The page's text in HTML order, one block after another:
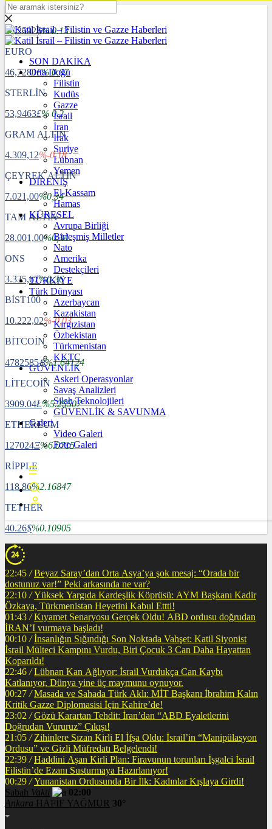
DOLAR
40,2592$% 0.13
EURO
46,7280€% 0.07
STERLİN
53,9463£% 0.2
GRAM ALTIN
4.309,12%-0,18
ÇEYREK ALTIN
7.021,00%0,34
TAM ALTIN
28.001,00%0,34
ONS
3.335,67%0,36
BİST100
10.222,02%-0,03
BİTCOİN
4782585฿%1.64124
LİTECOİN
3909.04Ł%5.25507
ETHEREUM
127024Ξ%6.0715
RİPPLE
118.86%2.16847
TETHER
40.26$%0.10905
SON DAKİKA
Orta Doğu
Filistin
Kudüs
Gazze
İsrail
İran
Irak
Suriye
Lübnan
Yemen
DİRENİŞ
El-Kassam
Hamas
KÜRESEL
Avrupa Birliği
Birleşmiş Milletler
Nato
Amerika
Destekçileri
TÜRKİYE
Türk Dünyası
Azerbaycan
Kazakistan
Kırgızistan
Özbekistan
Türkmenistan
KKTC
GÜVENLİK
Askeri Operasyonlar
Savaş Analizleri
Silah Teknolojileri
GÜVENLİK & SAVUNMA
Galeri
Video Galeri
Foto Galeri
22:45 / Beyaz Saray’dan Orta Asya’ya şok mesaj: “Orada bir
dostunuz var!” Peki arkasında ne var?
22:10 / Yüksek Yargıda Kardeşlik Köprüsü: AYM Başkanı Kadir
Özkaya, Türkmenistan Heyetini Kabul Ettti!
01:43 / Kıyamet Senaryosu Gerçek Oldu! ABD ordusu doğrudan
İRAN’I vurmaya başladı!
00:10 / İnsanlığın Sığındığı Son Noktada Vahşet: Katil Siyonist
İsrail Mülteci Kampını Vurdu, Biri Çocuk 3 Can Daha Hayattan
Koparıldı!
22:46 / Lübnan Kan Ağlıyor: İsrail Vurdukça Can Kaybı
Katlanıyor, Dünya yine üç maymunu oynuyor.
00:27 / Masada ve Sahada Türk Aklı: MİT Başkanı İbrahim Kalın
Kritik Gazze Diplomasisi İçin Kahire’de!
23:02 / Gözü Karartan Tehdit: İran’dan “ABD Eyaletlerini
Doğrudan Vururuz” Çıkışı!
21:05 / Zihinlere Sızan Kirli El İfşa Oldu: İsrail’in “Manipülasyon
Ordusu” ve Gizli Müfredatı Belgelendi!
22:39 / Haddini Aşan Kirli Plan: Firavunun torunları İşgalci İsrail
Filistin’de Ezanı Susturmaya Hazırlanıyor!
00:29 / Yunanistan Ordusunda Bir İlk: Kadınlar Kışlaya Girdi!
Sabah Vakti
02:00
Ankara HAFİF YAĞMUR 30°